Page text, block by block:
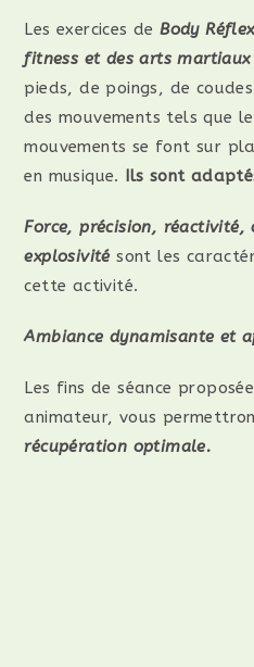
Les exercices deBody
fitness et des arts martiaux
pieds, de poings, de
des mouvements tels que
mouvements se font sur
en musique. Ils sont
Force, précision,
explosivité sont les
cette activité.
Ambiance dynamisante et
Les fins de séance
animateur, vous
récupération optimale.